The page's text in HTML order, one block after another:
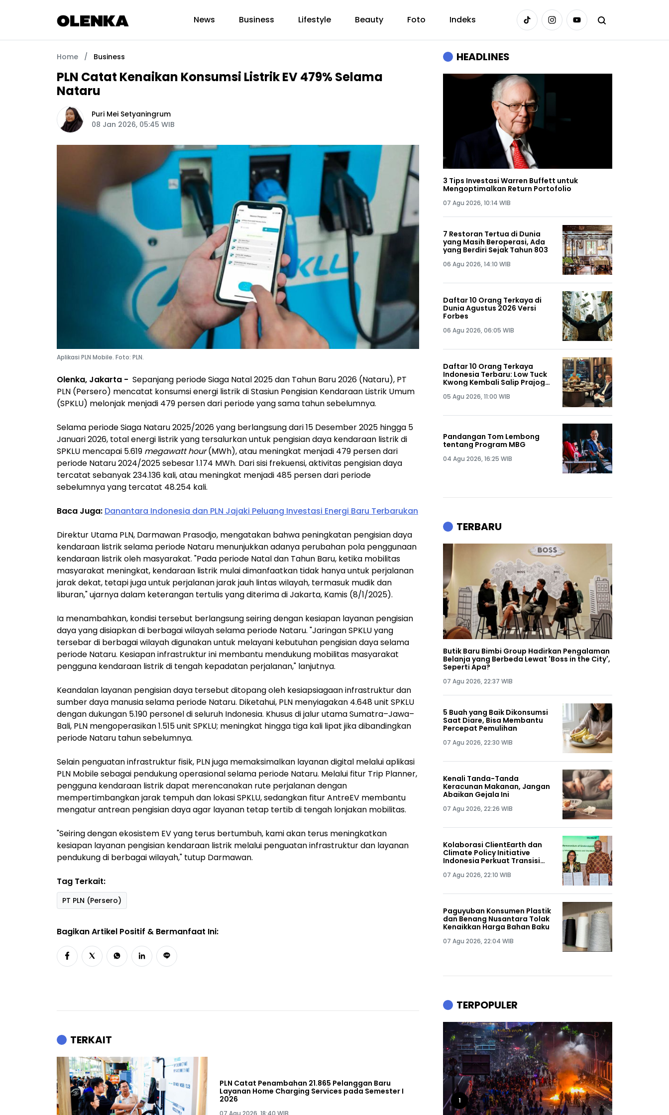
News Business Lifestyle Beauty Foto Indeks
Home / Business
PLN Catat Kenaikan Konsumsi Listrik EV 479% Selama
Nataru
Puri Mei Setyaningrum
08 Jan 2026, 05:45 WIB
Aplikasi PLN Mobile. Foto: PLN.
Olenka, Jakarta - Sepanjang periode Siaga Natal 2025 dan Tahun Baru 2026 (Nataru), PT
PLN (Persero) mencatat konsumsi energi listrik di Stasiun Pengisian Kendaraan Listrik Umum
(SPKLU) melonjak menjadi 479 persen dari periode yang sama tahun sebelumnya.
Selama periode Siaga Nataru 2025/2026 yang berlangsung dari 15 Desember 2025 hingga 5
Januari 2026, total energi listrik yang tersalurkan untuk pengisian daya kendaraan listrik di
SPKLU mencapai 5.619 megawatt hour(MWh), atau meningkat menjadi 479 persen dari
periode Nataru 2024/2025 sebesar 1.174 MWh. Dari sisi frekuensi, aktivitas pengisian daya
tercatat sebanyak 234.136 kali, atau meningkat menjadi 485 persen dari periode
sebelumnya yang tercatat 48.254 kali.
Baca Juga: Danantara Indonesia dan PLN Jajaki Peluang Investasi Energi Baru Terbarukan
Direktur Utama PLN, Darmawan Prasodjo, mengatakan bahwa peningkatan pengisian daya
kendaraan listrik selama periode Nataru menunjukkan adanya perubahan pola penggunaan
kendaraan listrik oleh masyarakat. "Pada periode Natal dan Tahun Baru, ketika mobilitas
masyarakat meningkat, kendaraan listrik mulai dimanfaatkan tidak hanya untuk perjalanan
jarak dekat, tetapi juga untuk perjalanan jarak jauh lintas wilayah, termasuk mudik dan
liburan," ujarnya dalam keterangan tertulis yang diterima di Jakarta, Kamis (8/1/2025).
Ia menambahkan, kondisi tersebut berlangsung seiring dengan kesiapan layanan pengisian
daya yang disiapkan di berbagai wilayah selama periode Nataru. "Jaringan SPKLU yang
tersebar di berbagai wilayah digunakan untuk melayani kebutuhan pengisian daya selama
periode Nataru. Kesiapan infrastruktur ini membantu mendukung mobilitas masyarakat
pengguna kendaraan listrik di tengah kepadatan perjalanan," lanjutnya.
Keandalan layanan pengisian daya tersebut ditopang oleh kesiapsiagaan infrastruktur dan
sumber daya manusia selama periode Nataru. Diketahui, PLN menyiagakan 4.648 unit SPKLU
dengan dukungan 5.190 personel di seluruh Indonesia. Khusus di jalur utama Sumatra–Jawa–
Bali, PLN mengoperasikan 1.515 unit SPKLU; meningkat hingga tiga kali lipat jika dibandingkan
periode Nataru tahun sebelumnya.
Selain penguatan infrastruktur fisik, PLN juga memaksimalkan layanan digital melalui aplikasi
PLN Mobile sebagai pendukung operasional selama periode Nataru. Melalui fitur Trip Planner,
pengguna kendaraan listrik dapat merencanakan rute perjalanan dengan
mempertimbangkan jarak tempuh dan lokasi SPKLU, sedangkan fitur AntreEV membantu
mengatur antrean pengisian daya agar layanan tetap tertib di tengah lonjakan mobilitas.
"Seiring dengan ekosistem EV yang terus bertumbuh, kami akan terus meningkatkan
kesiapan layanan pengisian kendaraan listrik melalui penguatan infrastruktur dan layanan
pendukung di berbagai wilayah," tutup Darmawan.
Tag Terkait:
PT PLN (Persero)
Bagikan Artikel Positif & Bermanfaat Ini:
TERKAIT
PLN Catat Penambahan 21.865 Pelanggan Baru
Layanan Home Charging Services pada Semester I
2026
07 Agu 2026, 18:40 WIB
HEADLINES
3 Tips Investasi Warren Buffett untuk
Mengoptimalkan Return Portofolio
07 Agu 2026, 10:14 WIB
7 Restoran Tertua di Dunia
yang Masih Beroperasi, Ada
yang Berdiri Sejak Tahun 803
06 Agu 2026, 14:10 WIB
Daftar 10 Orang Terkaya di
Dunia Agustus 2026 Versi
Forbes
06 Agu 2026, 06:05 WIB
Daftar 10 Orang Terkaya
Indonesia Terbaru: Low Tuck
Kwong Kembali Salip Prajogo
05 Agu 2026, 11:00 WIB
Pandangan Tom Lembong
tentang Program MBG
04 Agu 2026, 16:25 WIB
TERBARU
Butik Baru Bimbi Group Hadirkan Pengalaman
Belanja yang Berbeda Lewat 'Boss in the City',
Seperti Apa?
07 Agu 2026, 22:37 WIB
5 Buah yang Baik Dikonsumsi
Saat Diare, Bisa Membantu
Percepat Pemulihan
07 Agu 2026, 22:30 WIB
Kenali Tanda-Tanda
Keracunan Makanan, Jangan
Abaikan Gejala Ini
07 Agu 2026, 22:26 WIB
Kolaborasi ClientEarth dan
Climate Policy Initiative
Indonesia Perkuat Transisi
Air
07 Agu 2026, 22:10 WIB
Paguyuban Konsumen Plastik
dan Benang Nusantara Tolak
Kenaikkan Harga Bahan Baku
07 Agu 2026, 22:04 WIB
TERPOPULER
1